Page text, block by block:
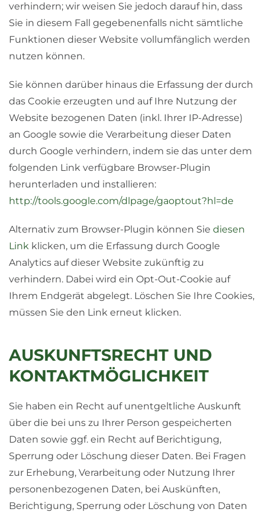
verhindern; wir weisen Sie jedoch darauf hin, dass
Sie in diesem Fall gegebenenfalls nicht sämtliche
Funktionen dieser Website vollumfänglich werden
nutzen können.
Sie können darüber hinaus die Erfassung der durch
das Cookie erzeugten und auf Ihre Nutzung der
Website bezogenen Daten (inkl. Ihrer IP-Adresse)
an Google sowie die Verarbeitung dieser Daten
durch Google verhindern, indem sie das unter dem
folgenden Link verfügbare Browser-Plugin
herunterladen und installieren:
http://tools.google.com/dlpage/gaoptout?hl=de
Alternativ zum Browser-Plugin können Sie diesen
Link klicken, um die Erfassung durch Google
Analytics auf dieser Website zukünftig zu
verhindern. Dabei wird ein Opt-Out-Cookie auf
Ihrem Endgerät abgelegt. Löschen Sie Ihre Cookies,
müssen Sie den Link erneut klicken.
AUSKUNFTSRECHT UND
KONTAKTMÖGLICHKEIT
Sie haben ein Recht auf unentgeltliche Auskunft
über die bei uns zu Ihrer Person gespeicherten
Daten sowie ggf. ein Recht auf Berichtigung,
Sperrung oder Löschung dieser Daten. Bei Fragen
zur Erhebung, Verarbeitung oder Nutzung Ihrer
personenbezogenen Daten, bei Auskünften,
Berichtigung, Sperrung oder Löschung von Daten